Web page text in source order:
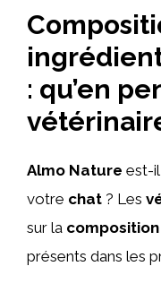
: qu’en
Almo Nature est-
votre chat ? Les
sur la composition
présents dans les